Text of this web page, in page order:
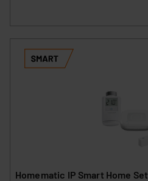
Homematic IP Smart Home